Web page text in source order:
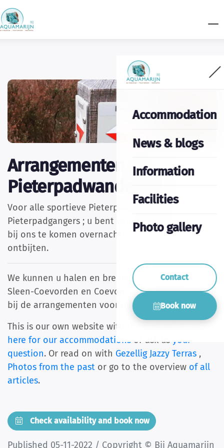
Accommodation
News & blogs
Information
Facilities
Photo gallery
Contact
Book now
Arrangementen voor
Pieterpadwandelaars
Voor alle sportieve Pieterpad wandelaars en
Pieterpadgangers ; u bent van harte welkom om
bij ons te komen overnachten, dineren en
ontbijten.
We kunnen u halen en brengen in de etappes
Sleen-Coevorden en Coevorden-Hardenberg. Kijk
bij de arrangementen voor meer informatie.
This is our own website with the best price.
here for our accommodations or ask us your
question. Or read on with Gezellig Jazzy Terras ,
Photos from the past or go to the overview of all
articles.
Check availability and book now
Published 05-11-2022 / Copyright © Bij Aquamarijn